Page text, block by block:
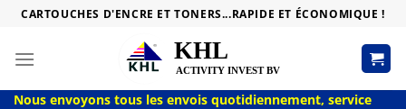
Passer
contenu
CARTOUCHES D'ENCRE ET TONERS...RAPIDE ET ÉCONOMIQUE !
Nous envoyons tous les envois quotidiennement, service